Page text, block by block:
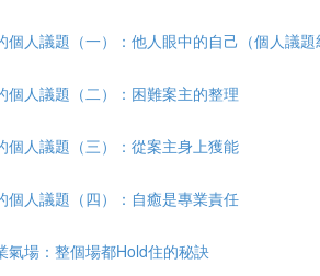
個人議題（一）：他人眼中的自己（個人議
個人議題（二）：困難案主的整理
個人議題（三）：從案主身上獲能
個人議題（四）：自癒是專業責任
氣場：整個場都Hold住的秘訣